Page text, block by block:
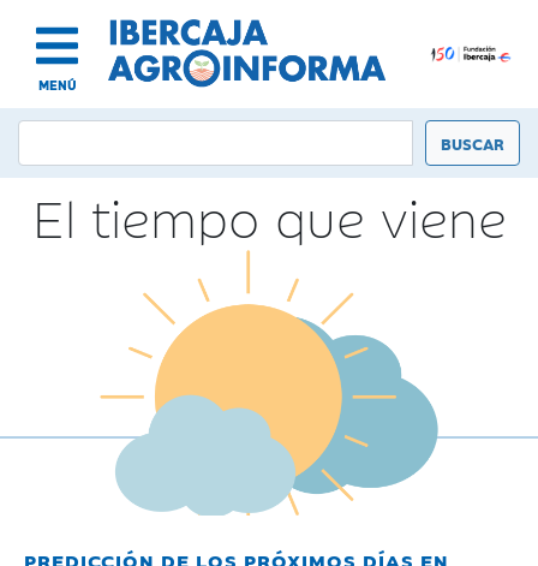
MENÚ
El tiempo que viene
PREDICCIÓN DE LOS PRÓXIMOS DÍAS EN